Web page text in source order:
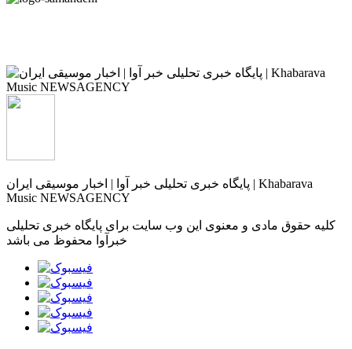
پایگاه خبری تحلیلی خبر آوا | اخبار موسیقی ایران | Khabarava
Music NEWSAGENCY
کلیه حقوق مادی و معنوی این وب سایت برای پایگاه خبری تحلیلی
خبرآوا محفوظ می باشد